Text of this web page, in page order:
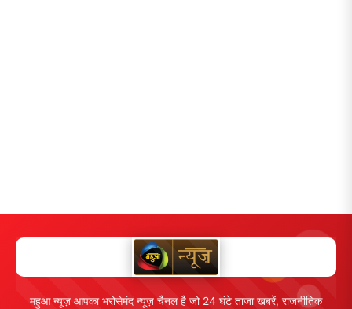
महुआ न्यूज़ आपका भरोसेमंद न्यूज़ चैनल है जो 24 घंटे ताजा खबरें, राजनीतिक